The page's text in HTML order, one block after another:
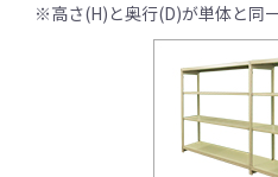
※高さ(H)と奥行(D)が単体と同